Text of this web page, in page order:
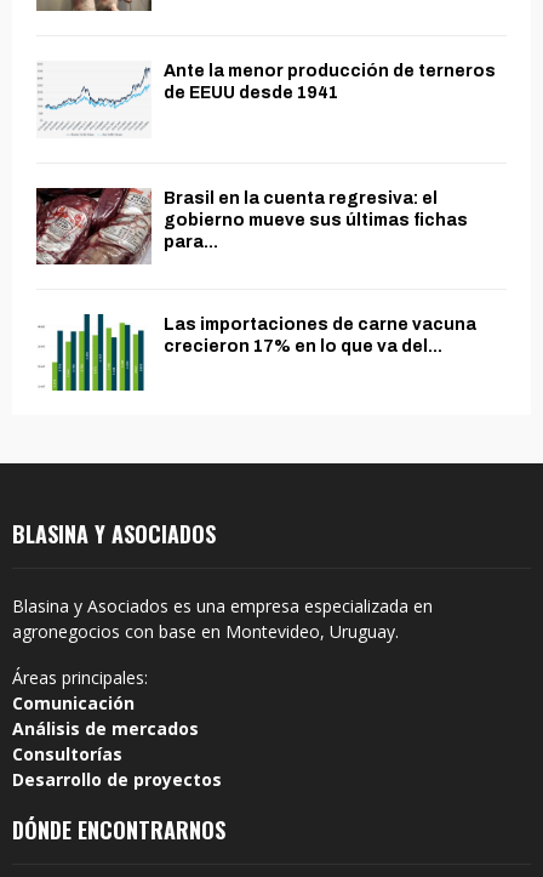
Ante la menor producción de terneros
de EEUU desde 1941
Brasil en la cuenta regresiva: el
gobierno mueve sus últimas fichas
para...
Las importaciones de carne vacuna
crecieron 17% en lo que va del...
BLASINA Y ASOCIADOS
Blasina y Asociados es una empresa especializada en
agronegocios con base en Montevideo, Uruguay.
Áreas principales:
Comunicación
Análisis de mercados
Consultorías
Desarrollo de proyectos
DÓNDE ENCONTRARNOS